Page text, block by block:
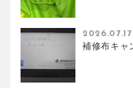
補修布キ
2026.07.17